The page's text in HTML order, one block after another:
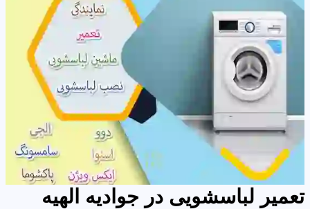
تعمیر لباسشویی در جوادیه الهیه